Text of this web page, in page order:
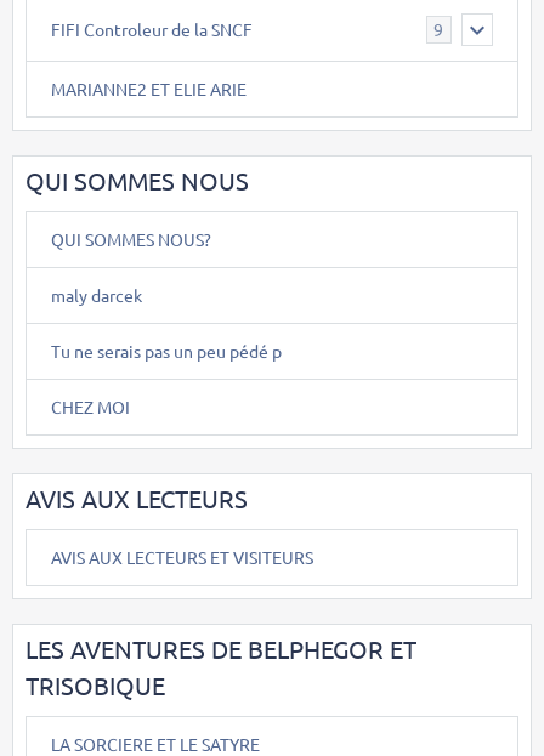
FIFI Controleur de la SNCF 9
MARIANNE2 ET ELIE ARIE
QUI SOMMES NOUS
QUI SOMMES NOUS?
maly darcek
Tu ne serais pas un peu pédé p
CHEZ MOI
AVIS AUX LECTEURS
AVIS AUX LECTEURS ET VISITEURS
LES AVENTURES DE BELPHEGOR ET
TRISOBIQUE
LA SORCIERE ET LE SATYRE